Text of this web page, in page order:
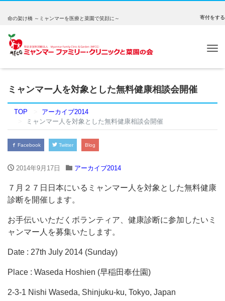
寄付をする
命の架け橋 ～ミャンマーを医療と菜園で笑顔に～
ミャンマー人を対象とした無料健康相談会開催
TOP
アーカイブ2014
ミャンマー人を対象とした無料健康相談会開催
Facebook Twitter Blog
2014年9月17日 アーカイブ2014
７月２７日日本にいるミャンマー人を対象とした無料健康
診断を開催します。
お手伝いいただくボランティア、健康診断に参加したいミ
ャンマー人を募集いたします。
Date : 27th July 2014 (Sunday)
Place : Waseda Hoshien (早稲田奉仕園)
2-3-1 Nishi Waseda, Shinjuku-ku, Tokyo, Japan